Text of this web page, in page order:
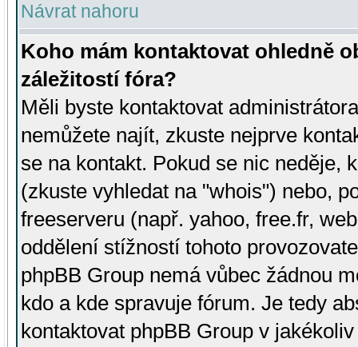
Návrat nahoru
Koho mám kontaktovat ohledně
záležitostí fóra?
Měli byste kontaktovat
nemůžete najít, zkuste nejprve
se na kontakt. Pokud se nic neděje,
(zkuste vyhledat na "whois") nebo,
freeserveru (např. yahoo, free.fr,
oddělení stížností tohoto
phpBB Group nemá vůbec žádnou
kdo a kde spravuje fórum. Je tedy
kontaktovat phpBB Group v